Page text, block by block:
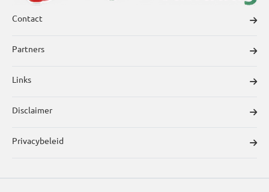
Contact
Partners
Links
Disclaimer
Privacybeleid